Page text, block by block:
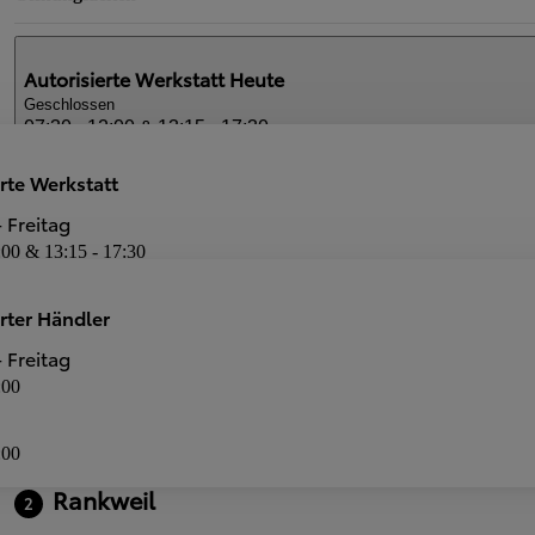
Autorisierte Werkstatt Heute
Geschlossen
07:30 - 12:00 & 13:15 - 17:30
Werkstatt
& 13:15 - 17:30
Autorisierter Händler
Geschlossen
08:00 - 18:00
Händler
Dienstleistungen
2 Rankweil